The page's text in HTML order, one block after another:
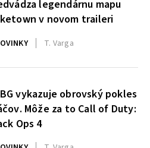
legendárnu mapu
v novom traileri
T. Varga
vykazuje obrovský pokles
Môže za to Call of Duty:
Ops 4